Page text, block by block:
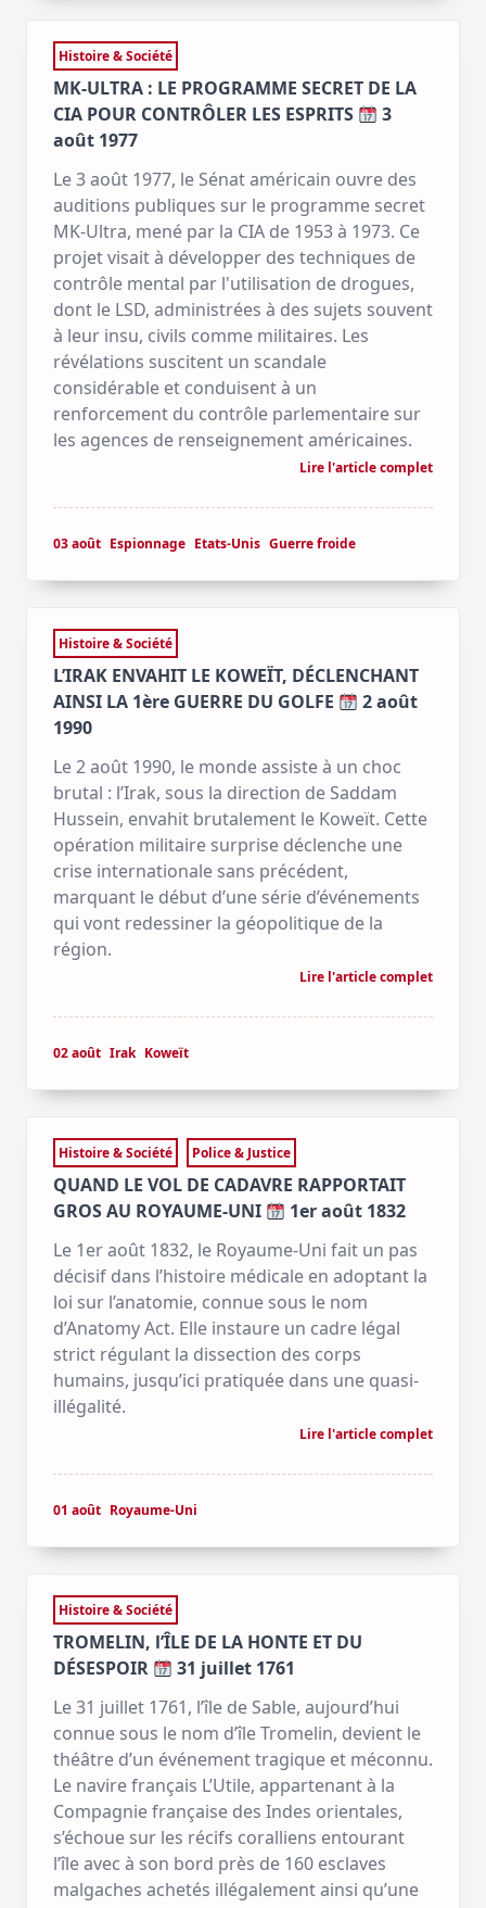
Histoire & Société
MK-ULTRA : LE PROGRAMME SECRET DE LA
CIA POUR CONTRÔLER LES ESPRITS
3
août 1977
Le 3 août 1977, le Sénat américain ouvre des
auditions publiques sur le programme secret
MK-Ultra, mené par la CIA de 1953 à 1973. Ce
projet visait à développer des techniques de
contrôle mental par l'utilisation de drogues,
dont le LSD, administrées à des sujets souvent
à leur insu, civils comme militaires. Les
révélations suscitent un scandale
considérable et conduisent à un
renforcement du contrôle parlementaire sur
les agences de renseignement américaines.
Lire l'article complet
03 août Espionnage Etats-Unis Guerre froide
Histoire & Société
L’IRAK ENVAHIT LE KOWEÏT, DÉCLENCHANT
AINSI LA 1ère GUERRE DU GOLFE
2 août
1990
Le 2 août 1990, le monde assiste à un choc
brutal : l’Irak, sous la direction de Saddam
Hussein, envahit brutalement le Koweït. Cette
opération militaire surprise déclenche une
crise internationale sans précédent,
marquant le début d’une série d’événements
qui vont redessiner la géopolitique de la
région.
Lire l'article complet
02 août Irak Koweït
Histoire & Société Police & Justice
QUAND LE VOL DE CADAVRE RAPPORTAIT
GROS AU ROYAUME-UNI
1er août 1832
Le 1er août 1832, le Royaume-Uni fait un pas
décisif dans l’histoire médicale en adoptant la
loi sur l’anatomie, connue sous le nom
d’Anatomy Act. Elle instaure un cadre légal
strict régulant la dissection des corps
humains, jusqu’ici pratiquée dans une quasi-
illégalité.
Lire l'article complet
01 août Royaume-Uni
Histoire & Société
TROMELIN, l’ÎLE DE LA HONTE ET DU
DÉSESPOIR
31 juillet 1761
Le 31 juillet 1761, l’île de Sable, aujourd’hui
connue sous le nom d’île Tromelin, devient le
théâtre d’un événement tragique et méconnu.
Le navire français L’Utile, appartenant à la
Compagnie française des Indes orientales,
s’échoue sur les récifs coralliens entourant
l’île avec à son bord près de 160 esclaves
malgaches achetés illégalement ainsi qu’une